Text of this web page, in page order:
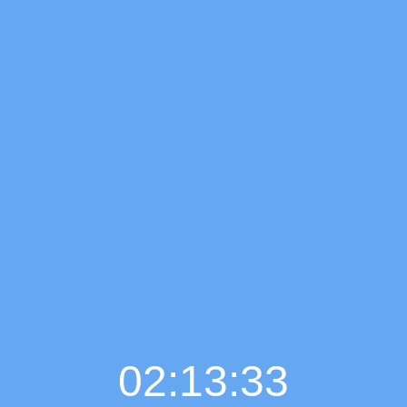
02:13:34